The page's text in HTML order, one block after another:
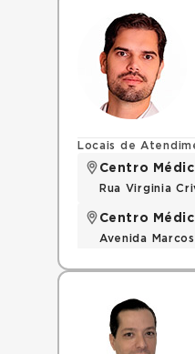
Locais de
Centro
Rua Virginia
Centro
Avenida